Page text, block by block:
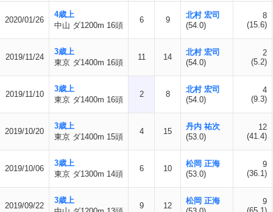
2020/01/26
4歳上
中山 ダ1200m 16頭
6 9
北村 宏司
(54.0)
8
(15.6)
2019/11/24
3歳上
東京 ダ1400m 16頭
11 14
北村 宏司
(54.0)
2
(5.2)
2019/11/10
3歳上
東京 ダ1400m 16頭
2 8
北村 宏司
(54.0)
4
(9.3)
2019/10/20
3歳上
東京 ダ1400m 15頭
4 15
丹内 祐次
(53.0)
12
(41.4)
2019/10/06
3歳上
東京 ダ1300m 14頭
6 10
松岡 正海
(53.0)
9
(36.1)
2019/09/22
3歳上
9 12
松岡 正海
9